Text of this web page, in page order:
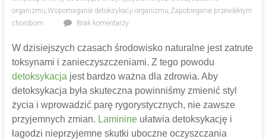
organizmu,Wspomaganie detoksykacji organizmu,Zapobieganie przewlekłym
chorobom
Brak komentarzy
W dzisiejszych czasach środowisko naturalne jest zatrute
toksynami i zanieczyszczeniami. Z tego powodu
detoksykacja jest bardzo ważna dla zdrowia. Aby
detoksykacja była skuteczna powinniśmy zmienić styl
życia i wprowadzić parę rygorystycznych, nie zawsze
przyjemnych zmian. Laminineułatwia detoksykację i
łagodzi nieprzyjemne skutki uboczne oczyszczania